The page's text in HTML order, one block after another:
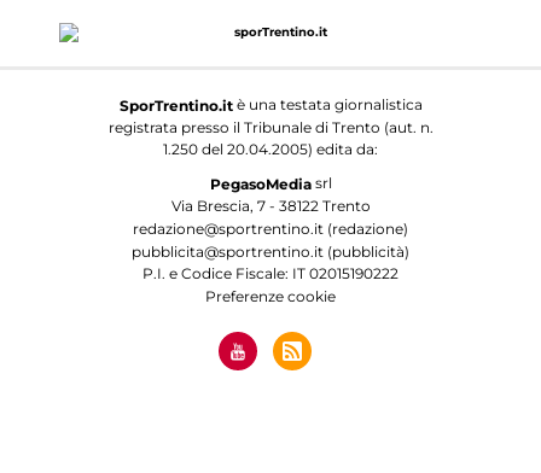
SporTrentino.itè una testata giornalistica
registrata presso il Tribunale di Trento (aut. n.
1.250 del 20.04.2005) edita da:
PegasoMediasrl
Via Brescia, 7 - 38122 Trento
redazione@sportrentino.it (redazione)
pubblicita@sportrentino.it (pubblicità)
P.I. e Codice Fiscale: IT 02015190222
Preferenze cookie